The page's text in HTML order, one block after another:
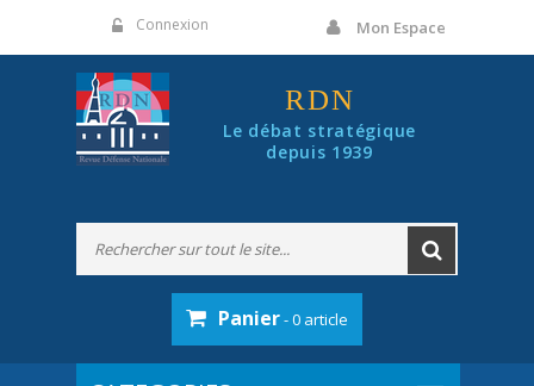
Connexion Mon Espace
RDN
Le débat stratégique
depuis 1939
Panier- 0 article